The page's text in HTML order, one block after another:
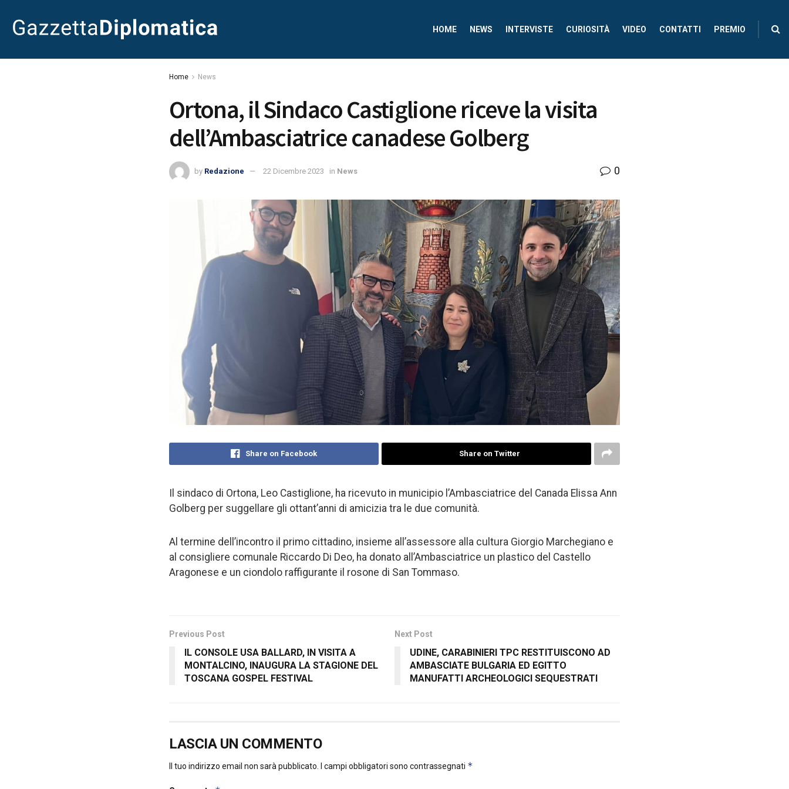
HOME NEWS INTERVISTE CURIOSITÀ VIDEO CONTATTI PREMIO
Home News
Ortona, il Sindaco Castiglione riceve la visita
dell’Ambasciatrice canadese Golberg
by Redazione 22 Dicembre 2023 in News 0
Share on Facebook Share on Twitter
Il sindaco di Ortona, Leo Castiglione, ha ricevuto in municipio l’Ambasciatrice del Canada Elissa Ann
Golberg per suggellare gli ottant’anni di amicizia tra le due comunità.
Al termine dell’incontro il primo cittadino, insieme all’assessore alla cultura Giorgio Marchegiano e
al consigliere comunale Riccardo Di Deo, ha donato all’Ambasciatrice un plastico del Castello
Aragonese e un ciondolo raffigurante il rosone di San Tommaso.
Previous Post
IL CONSOLE USA BALLARD, IN VISITA A
MONTALCINO, INAUGURA LA STAGIONE DEL
TOSCANA GOSPEL FESTIVAL
Next Post
UDINE, CARABINIERI TPC RESTITUISCONO AD
AMBASCIATE BULGARIA ED EGITTO
MANUFATTI ARCHEOLOGICI SEQUESTRATI
LASCIA UN COMMENTO
Il tuo indirizzo email non sarà pubblicato. I campi obbligatori sono contrassegnati *